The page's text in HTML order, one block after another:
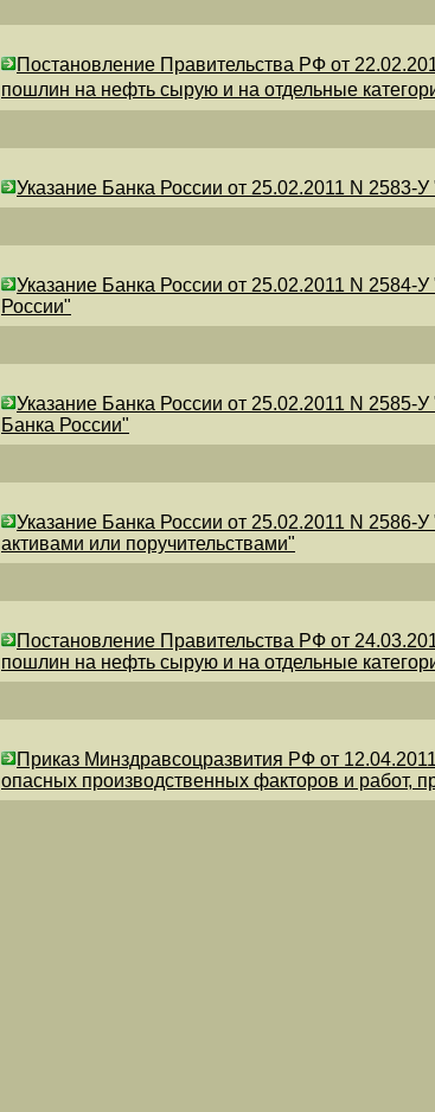
Постановление Правительства РФ от
пошлин на нефть сырую и на отдельные
Указание Банка России от 25.02.2011 N
Указание Банка России от 25.02.2011 N 2584-
России"
Указание Банка России от 25.02.2011 N
Банка России"
Указание Банка России от 25.02.2011 N
активами или поручительствами"
Постановление Правительства РФ от
пошлин на нефть сырую и на отдельные
Приказ Минздравсоцразвития РФ от
опасных производственных факторов и работ,